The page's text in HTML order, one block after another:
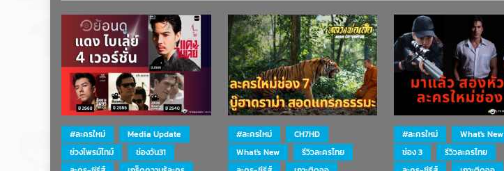
#ละครใหม่
Media Update
ช่วงไพรม์ไทม์
ช่องวัน31
#ละครใหม่
CH7HD
What's New
รีวิวละครไทย
#ละครใหม่
What's New
ช่อง 3
รีวิวละครไทย